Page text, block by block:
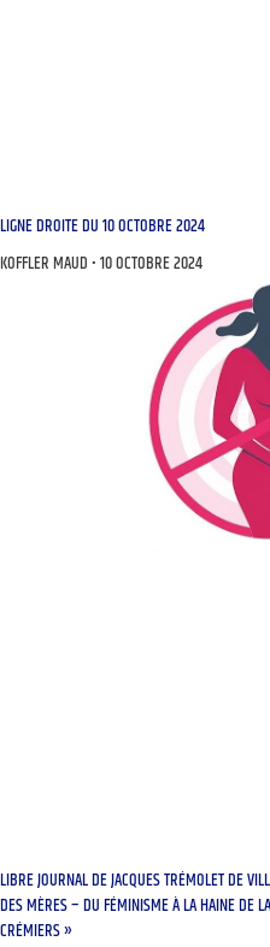
LIGNE DROITE DU 10 OCTOBRE 2024
KOFFLER MAUD 10 OCTOBRE 2024
LIBRE JOURNAL DE JACQUES TRÉMOLET DE
DES MÈRES – DU FÉMINISME À LA HAINE DE
CRÉMIERS »